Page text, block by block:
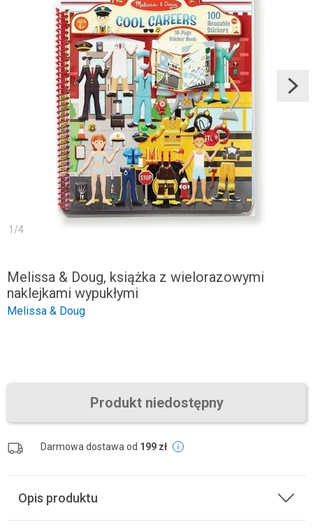
Po zmianie kraju część produktów może zostać usunięta z
Zapisz
1 /4
Melissa & Doug, książka z wielorazowymi
naklejkami wypukłymi
Melissa & Doug
Produkt niedostępny
Darmowa dostawa od 199 zł
Opis produktu